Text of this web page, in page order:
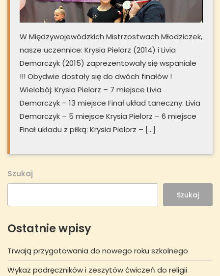
W Międzywojewódzkich Mistrzostwach Młodziczek,
nasze uczennice: Krysia Pielorz (2014) i Livia
Demarczyk (2015) zaprezentowały się wspaniale
!!! Obydwie dostały się do dwóch finałów !
Wielobój: Krysia Pielorz – 7 miejsce Livia
Demarczyk – 13 miejsce Finał układ taneczny: Livia
Demarczyk – 5 miejsce Krysia Pielorz – 6 miejsce
Finał układu z piłką: Krysia Pielorz – […]
Szukaj
Szukaj
Ostatnie wpisy
Trwają przygotowania do nowego roku szkolnego
Wykaz podręczników i zeszytów ćwiczeń do religii